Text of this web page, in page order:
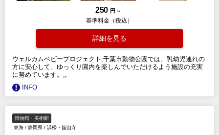
250 円 ～
基準料金（税込）
詳細を見る
ウェルカムベビープロジェクト,千葉市動物公園では、乳幼児連れの
方に安心して、ゆっくり園内を楽しんでいただけるよう施設の充実
に努めています。,,
INFO
博物館・美術館
東海 / 静岡県 / 浜松・舘山寺